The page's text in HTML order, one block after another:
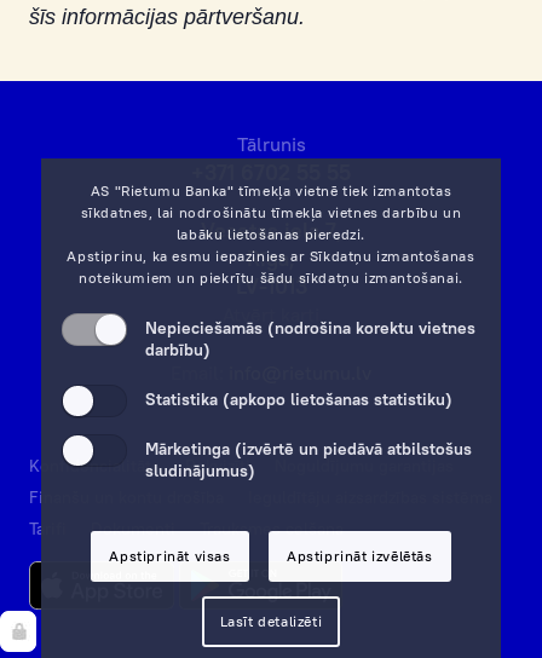
šīs informācijas pārtveršanu.
AS "Rietumu Banka" tīmekļa vietnē tiek izmantotas
sīkdatnes, lai nodrošinātu tīmekļa vietnes darbību un
labāku lietošanas pieredzi.
Apstiprinu, ka esmu iepazinies ar Sīkdatņu izmantošanas
noteikumiem un piekrītu šādu sīkdatņu izmantošanai.
Nepieciešamās (nodrošina korektu vietnes
darbību)
Statistika (apkopo lietošanas statistiku)
Mārketinga (izvērtē un piedāvā atbilstošus
sludinājumus)
Apstiprināt visas Apstiprināt izvēlētās
Lasīt detalizēti
Tālrunis
Vesetas iela 7,
Rīga,
LV-1013
Konfidencialitāte Rekvizīti
Noguldījumu garantijas
Finanšu un kontu drošība
Tarifi
Dokumenti Trauksmes celšana